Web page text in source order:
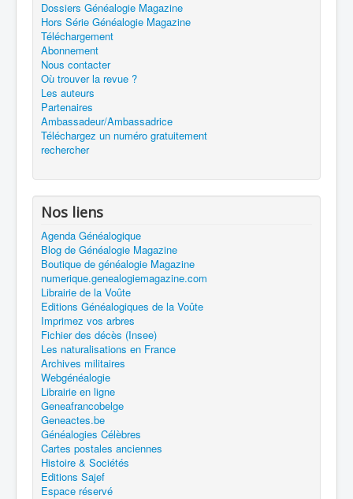
Dossiers Généalogie Magazine
Hors Série Généalogie Magazine
Téléchargement
Abonnement
Nous contacter
Où trouver la revue ?
Les auteurs
Partenaires
Ambassadeur/Ambassadrice
Téléchargez un numéro gratuitement
rechercher
Nos liens
Agenda Généalogique
Blog de Généalogie Magazine
Boutique de généalogie Magazine
numerique.genealogiemagazine.com
Librairie de la Voûte
Editions Généalogiques de la Voûte
Imprimez vos arbres
Fichier des décès (Insee)
Les naturalisations en France
Archives militaires
Webgénéalogie
Librairie en ligne
Geneafrancobelge
Geneactes.be
Généalogies Célèbres
Cartes postales anciennes
Histoire & Sociétés
Editions Sajef
Espace réservé